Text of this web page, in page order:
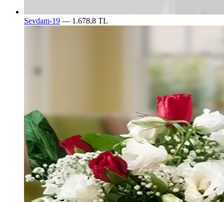
Sevdam-19 — 1.678,8 TL